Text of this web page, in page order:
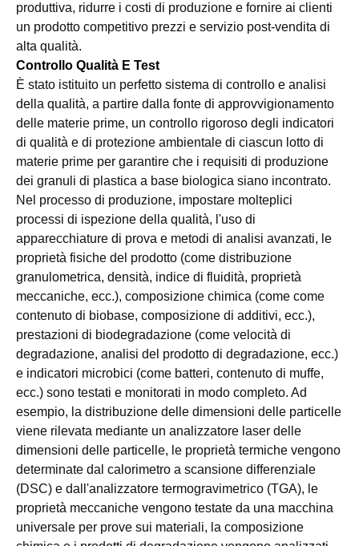
produttiva, ridurre i costi di produzione e fornire ai clienti
un prodotto competitivo prezzi e servizio post-vendita di
alta qualità.
Controllo Qualità E Test
È stato istituito un perfetto sistema di controllo e analisi
della qualità, a partire dalla fonte di approvvigionamento
delle materie prime, un controllo rigoroso degli indicatori
di qualità e di protezione ambientale di ciascun lotto di
materie prime per garantire che i requisiti di produzione
dei granuli di plastica a base biologica siano incontrato.
Nel processo di produzione, impostare molteplici
processi di ispezione della qualità, l'uso di
apparecchiature di prova e metodi di analisi avanzati, le
proprietà fisiche del prodotto (come distribuzione
granulometrica, densità, indice di fluidità, proprietà
meccaniche, ecc.), composizione chimica (come come
contenuto di biobase, composizione di additivi, ecc.),
prestazioni di biodegradazione (come velocità di
degradazione, analisi del prodotto di degradazione, ecc.)
e indicatori microbici (come batteri, contenuto di muffe,
ecc.) sono testati e monitorati in modo completo. Ad
esempio, la distribuzione delle dimensioni delle particelle
viene rilevata mediante un analizzatore laser delle
dimensioni delle particelle, le proprietà termiche vengono
determinate dal calorimetro a scansione differenziale
(DSC) e dall'analizzatore termogravimetrico (TGA), le
proprietà meccaniche vengono testate da una macchina
universale per prove sui materiali, la composizione